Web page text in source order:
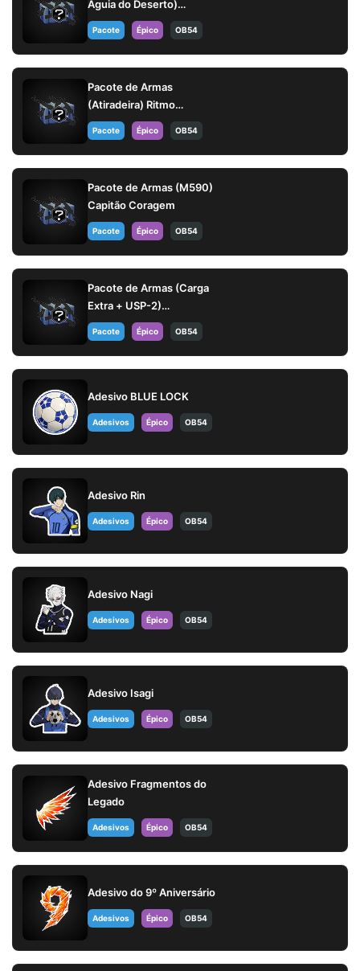
Águia do Deserto)
Colapso Psíquico
Pacote Épico OB54
Pacote de Armas
(Atiradeira) Ritmo
Cromado
Pacote Épico OB54
Pacote de Armas (M590)
Capitão Coragem
Pacote Épico OB54
Pacote de Armas (Carga
Extra + USP-2)
Refrescância Total
Pacote Épico OB54
Adesivo BLUE LOCK
Adesivos Épico OB54
Adesivo Rin
Adesivos Épico OB54
Adesivo Nagi
Adesivos Épico OB54
Adesivo Isagi
Adesivos Épico OB54
Adesivo Fragmentos do
Legado
Adesivos Épico OB54
Adesivo do 9º Aniversário
Adesivos Épico OB54